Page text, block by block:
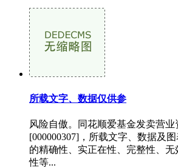
所载文字、数据仅供参
风险自傲。同花顺爱基金发卖营业
[000000307]，所载文字、数据及
的精确性、实正在性、完整性、无
性等...